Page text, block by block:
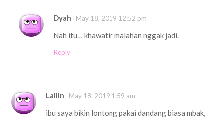
Dyah May 18, 2019 12:52 pm
Nah itu… khawatir malahan nggak jadi.
Reply
Lailin May 18, 2019 1:59 am
ibu saya bikin lontong pakai dandang biasa mbak,